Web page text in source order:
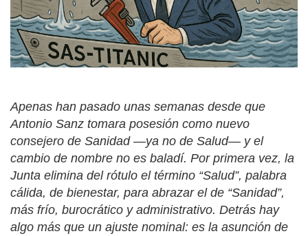
Apenas han pasado unas semanas desde que
Antonio Sanz tomara posesión como nuevo
consejero de Sanidad —ya no de Salud— y el
cambio de nombre no es baladí. Por primera vez, la
Junta elimina del rótulo el término “Salud”, palabra
cálida, de bienestar, para abrazar el de “Sanidad”,
más frío, burocrático y administrativo. Detrás hay
algo más que un ajuste nominal: es la asunción de